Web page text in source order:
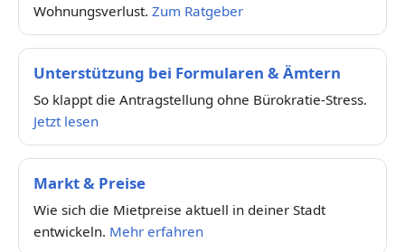
Wohnungsverlust. Zum Ratgeber
Unterstützung bei Formularen & Ämtern
So klappt die Antragstellung ohne Bürokratie-Stress.
Jetzt lesen
Markt & Preise
Wie sich die Mietpreise aktuell in deiner Stadt
entwickeln. Mehr erfahren